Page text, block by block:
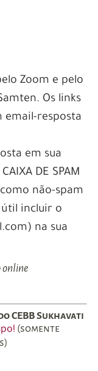
Zoom e pelo
Os links
email-resposta
em sua
DE SPAM
como não-spam
útil incluir o
na sua
online
CEBB Sukhavati
(somente